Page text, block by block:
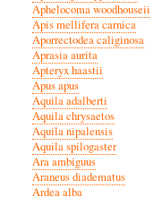
Aphelocoma woodhouseii
Apis mellifera carnica
Aporrectodea caliginosa
Aprasia aurita
Apteryx haastii
Apus apus
Aquila adalberti
Aquila chrysaetos
Aquila nipalensis
Aquila spilogaster
Ara ambiguus
Araneus diadematus
Ardea alba